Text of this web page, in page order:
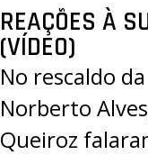
REAÇÕES À
(VÍDEO)
No rescaldo
Norberto
Queiroz